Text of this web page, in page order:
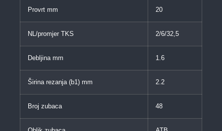
Provrt mm 20
NL/promjer TKS 2/6/32,5
Debljina mm 1.6
Širina rezanja (b1) mm 2.2
Broj zubaca 48